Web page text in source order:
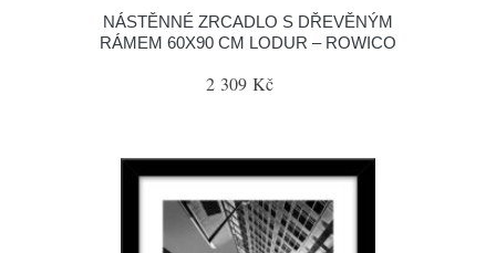
NÁSTĚNNÉ ZRCADLO S DŘEVĚNÝM
RÁMEM 60X90 CM LODUR – ROWICO
2 309 Kč